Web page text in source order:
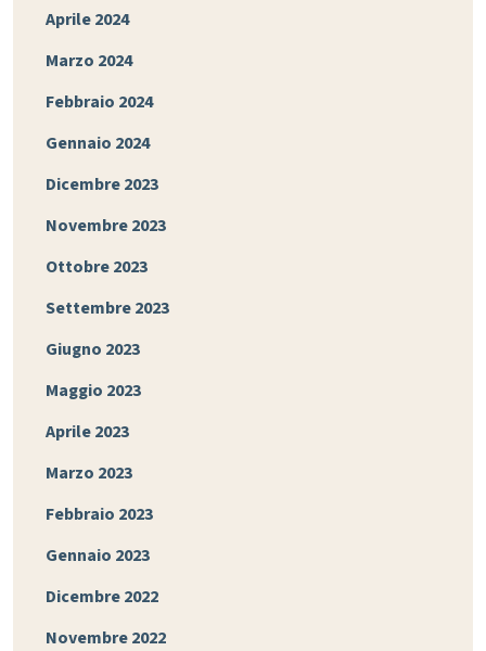
Aprile 2024
Marzo 2024
Febbraio 2024
Gennaio 2024
Dicembre 2023
Novembre 2023
Ottobre 2023
Settembre 2023
Giugno 2023
Maggio 2023
Aprile 2023
Marzo 2023
Febbraio 2023
Gennaio 2023
Dicembre 2022
Novembre 2022